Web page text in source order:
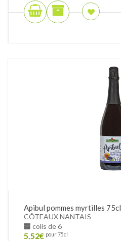
Apibul pommes myrtilles 75cl
CÔTEAUX NANTAIS
colis de 6
5.52€ pour 75cl